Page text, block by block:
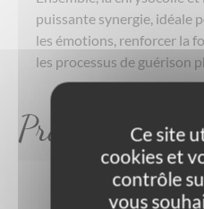
puissante synergie, idéale
les émotions, renforcer la
les processus de guérison
ProduitsCe site
cookies et
contrôle
vous